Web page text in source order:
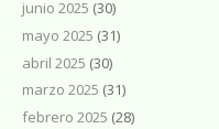
junio 2025 (30)
mayo 2025 (31)
abril 2025 (30)
marzo 2025 (31)
febrero 2025 (28)